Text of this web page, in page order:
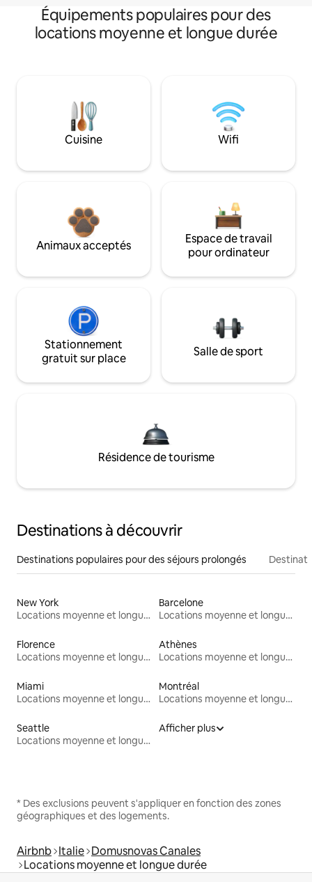
Équipements populaires pour des
locations moyenne et longue durée
Cuisine Wifi
Animaux acceptés
Espace de travail
pour ordinateur
Stationnement
gratuit sur place
Salle de sport
Résidence de tourisme
Destinations à découvrir
Destinations populaires pour des séjours prolongés
New York
Locations moyenne et longue durée
Barcelone
Locations moyenne et longue durée
Florence
Locations moyenne et longue durée
Athènes
Locations moyenne et longue durée
Miami
Locations moyenne et longue durée
Montréal
Locations moyenne et longue durée
Seattle
Locations moyenne et longue durée
Afficher plus
* Des exclusions peuvent s'appliquer en fonction des zones
géographiques et des logements.
Airbnb Italie Domusnovas Canales
Locations moyenne et longue durée